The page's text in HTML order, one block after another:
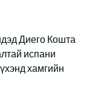
Диего Кошта
испани
хамгийн